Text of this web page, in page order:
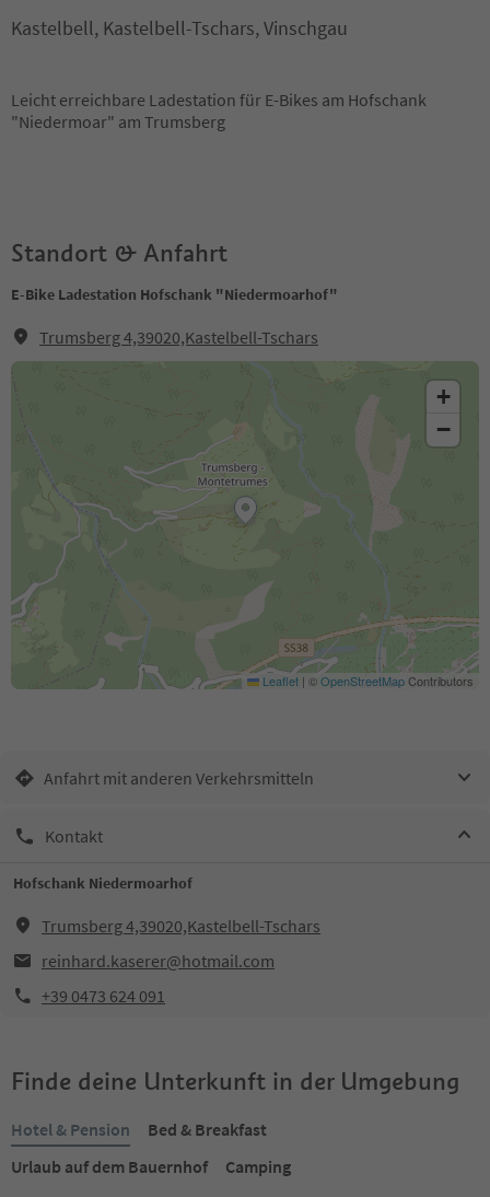
Kastelbell, Kastelbell-Tschars, Vinschgau
Leicht erreichbare Ladestation für E-Bikes am Hofschank
"Niedermoar" am Trumsberg
Standort & Anfahrt
E-Bike Ladestation Hofschank "Niedermoarhof"
Trumsberg 4,39020,Kastelbell-Tschars
+
−
Leaflet | ©OpenStreetMapContributors
Anfahrt mit anderen Verkehrsmitteln
Kontakt
Hofschank Niedermoarhof
Trumsberg 4,39020,Kastelbell-Tschars
reinhard.kaserer@hotmail.com
+39 0473 624 091
Finde deine Unterkunft in der Umgebung
Hotel & Pension
Bed & Breakfast
Urlaub auf dem Bauernhof
Camping